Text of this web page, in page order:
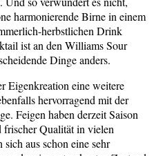
harmonierende Birne in einem
herbstlichen Drink
ist an den Williams Sour
Dinge anders.
Eigenkreation eine weitere
hervorragend mit der
Feigen haben derzeit Saison
frischer Qualität in vielen
aus schon eine sehr